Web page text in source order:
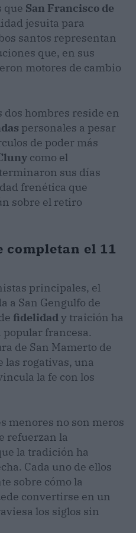
que San Francisco de
jesuita para
santos representan
que, en sus
motores de cambio
dos hombres reside en
personales a pesar
de poder más
como el
sus días
frenética que
sobre el retiro
completan el 11
principales, el
a San Gengulfo de
fidelidady traición ha
francesa.
de San Mamerto de
las rogativas, una
la fe con los
menores no son meros
refuerzan la
la tradición ha
Cada uno de ellos
sobre cómo la
convertirse en un
los siglos sin